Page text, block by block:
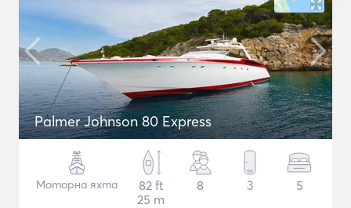
Palmer Johnson 80 Express
Моторна яхта
82 ft
25 m
8 3 5